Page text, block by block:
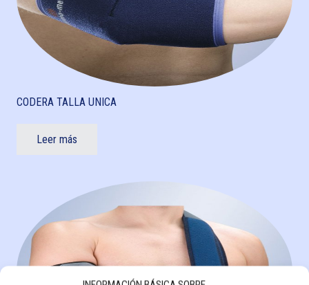
CODERA TALLA UNICA
Leer más